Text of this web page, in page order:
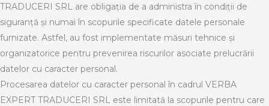
TRADUCERI SRL are obligația de a administra în condiții de
siguranță și numai în scopurile specificate datele personale
furnizate. Astfel, au fost implementate măsuri tehnice și
organizatorice pentru prevenirea riscurilor asociate prelucrării
datelor cu caracter personal.
Procesarea datelor cu caracter personal în cadrul VERBA
EXPERT TRADUCERI SRL este limitată la scopurile pentru care